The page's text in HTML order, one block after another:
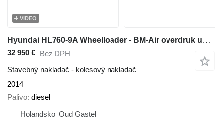
VIDEO
Hyundai HL760-9A Wheelloader - BM-Air overdruk unit - Cummins QSB6.7 - E
32 950 € Bez DPH
Stavebný nakladač - kolesový nakladač
2014
Palivo diesel
Holandsko, Oud Gastel